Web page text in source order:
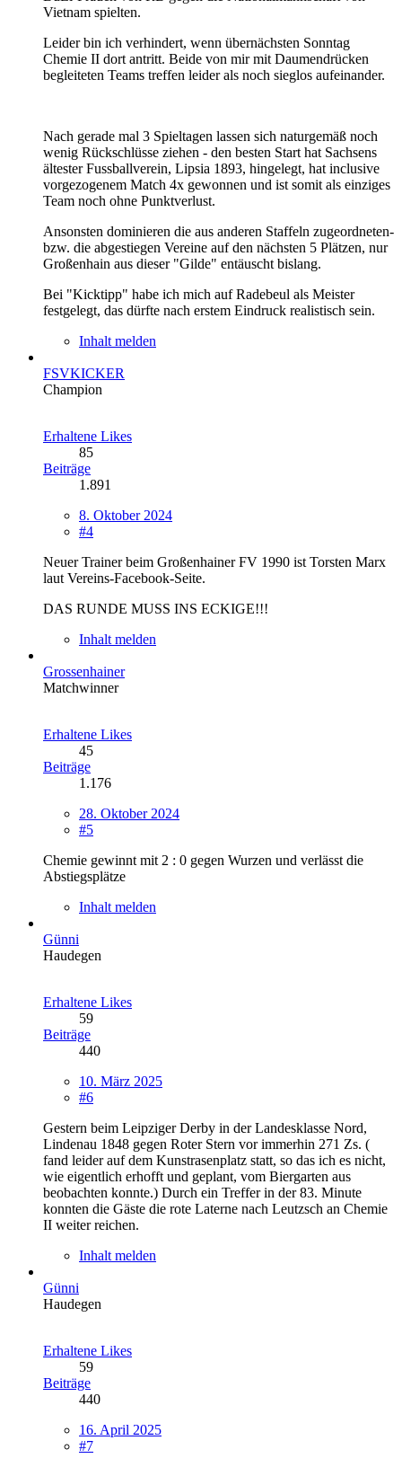
Vietnam spielten.
Leider bin ich verhindert, wenn übernächsten Sonntag
Chemie II dort antritt. Beide von mir mit Daumendrücken
begleiteten Teams treffen leider als noch sieglos aufeinander.
Nach gerade mal 3 Spieltagen lassen sich naturgemäß noch
wenig Rückschlüsse ziehen - den besten Start hat Sachsens
ältester Fussballverein, Lipsia 1893, hingelegt, hat inclusive
vorgezogenem Match 4x gewonnen und ist somit als einziges
Team noch ohne Punktverlust.
Ansonsten dominieren die aus anderen Staffeln zugeordneten-
bzw. die abgestiegen Vereine auf den nächsten 5 Plätzen, nur
Großenhain aus dieser "Gilde" entäuscht bislang.
Bei "Kicktipp" habe ich mich auf Radebeul als Meister
festgelegt, das dürfte nach erstem Eindruck realistisch sein.
Inhalt melden
FSVKICKER
Champion
Erhaltene Likes
85
Beiträge
1.891
8. Oktober 2024
#4
Neuer Trainer beim Großenhainer FV 1990 ist Torsten Marx
laut Vereins-Facebook-Seite.
DAS RUNDE MUSS INS ECKIGE!!!
Inhalt melden
Grossenhainer
Matchwinner
Erhaltene Likes
45
Beiträge
1.176
28. Oktober 2024
#5
Chemie gewinnt mit 2 : 0 gegen Wurzen und verlässt die
Abstiegsplätze
Inhalt melden
Günni
Haudegen
Erhaltene Likes
59
Beiträge
440
10. März 2025
#6
Gestern beim Leipziger Derby in der Landesklasse Nord,
Lindenau 1848 gegen Roter Stern vor immerhin 271 Zs. (
fand leider auf dem Kunstrasenplatz statt, so das ich es nicht,
wie eigentlich erhofft und geplant, vom Biergarten aus
beobachten konnte.) Durch ein Treffer in der 83. Minute
konnten die Gäste die rote Laterne nach Leutzsch an Chemie
II weiter reichen.
Inhalt melden
Günni
Haudegen
Erhaltene Likes
59
Beiträge
440
16. April 2025
#7